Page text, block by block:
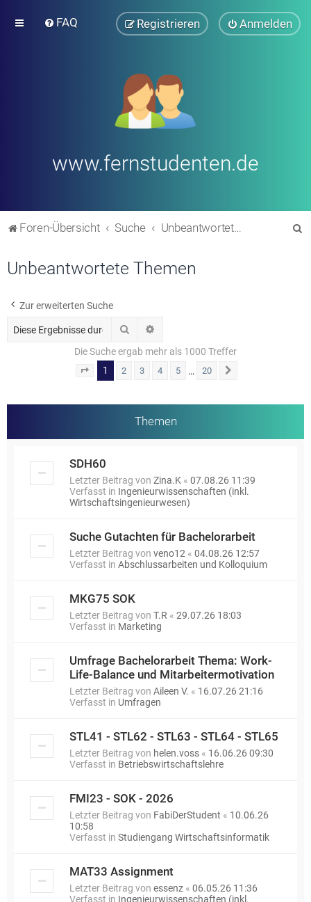
FAQ Anmelden
Registrieren
www.fernstudenten.de
Foren-Übersicht Suche Unbeantwortete Themen
Unbeantwortete Themen
Zur erweiterten Suche
Suche
Die Suche ergab mehr als 1000 Treffer
Seite von 20
1 2 3 4 5 … 20
Themen
SDH60
Letzter Beitrag von Zina.K « 07.08.26 11:39
Verfasst in Ingenieurwissenschaften (inkl.
Wirtschaftsingenieurwesen)
Suche Gutachten für Bachelorarbeit
Letzter Beitrag von veno12 « 04.08.26 12:57
Verfasst in Abschlussarbeiten und Kolloquium
MKG75 SOK
Letzter Beitrag von T.R « 29.07.26 18:03
Verfasst in Marketing
Umfrage Bachelorarbeit Thema: Work-
Life-Balance und Mitarbeitermotivation
Letzter Beitrag von Aileen V. « 16.07.26 21:16
Verfasst in Umfragen
STL41 - STL62 - STL63 - STL64 - STL65
Letzter Beitrag von helen.voss « 16.06.26 09:30
Verfasst in Betriebswirtschaftslehre
FMI23 - SOK - 2026
Letzter Beitrag von FabiDerStudent « 10.06.26
10:58
Verfasst in Studiengang Wirtschaftsinformatik
MAT33 Assignment
Letzter Beitrag von essenz « 06.05.26 11:36
Verfasst in Ingenieurwissenschaften (inkl.